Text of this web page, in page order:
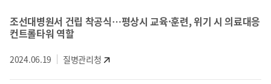
조선대병원서 건립 착공식…평상시 교육·훈련, 위기 시 의료대응
컨트롤타워 역할
2024.06.19 질병관리청